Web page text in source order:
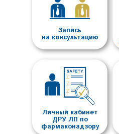
Запись
на консультацию
Личный кабинет
ДРУ ЛП по
фармаконадзору